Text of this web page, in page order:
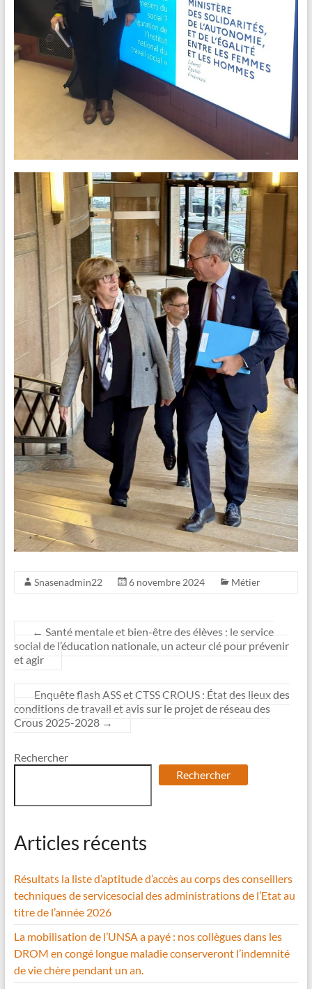
Snasenadmin22 6 novembre 2024 Métier
← Santé mentale et bien-être des élèves : le service
social de l’éducation nationale, un acteur clé pour prévenir
et agir
Enquête flash ASS et CTSS CROUS : État des lieux des
conditions de travail et avis sur le projet de réseau des
Crous 2025-2028 →
Rechercher
Rechercher
Articles récents
Résultats la liste d’aptitude d’accès au corps des conseillers
techniques de servicesocial des administrations de l’Etat au
titre de l’année 2026
La mobilisation de l’UNSA a payé : nos collègues dans les
DROM en congé longue maladie conserveront l’indemnité
de vie chère pendant un an.